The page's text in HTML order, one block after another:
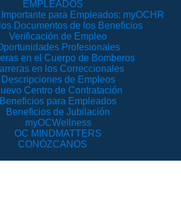
EMPLEADOS
Importante para Empleados: myOCHR
Documentos de los Beneficios
Verificación de Empleo
Profesionales
en el Cuerpo de Bomberos
en los Correccionales
Descripciones de Empleos
Centro de Contratación
Beneficios para Empleados
Beneficios de Jubilación
myOCWellness
OC MINDMATTERS
CONÓZCANOS